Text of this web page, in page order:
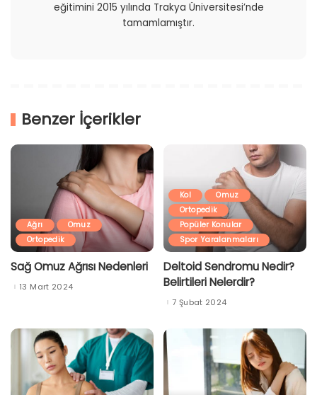
eğitimini 2015 yılında Trakya Üniversitesi’nde
tamamlamıştır.
Benzer İçerikler
Ağrı
Omuz
Ortopedik
Sağ Omuz Ağrısı Nedenleri
13 Mart 2024
Kol
Omuz
Ortopedik
Popüler Konular
Spor Yaralanmaları
Deltoid Sendromu Nedir?
Belirtileri Nelerdir?
7 Şubat 2024